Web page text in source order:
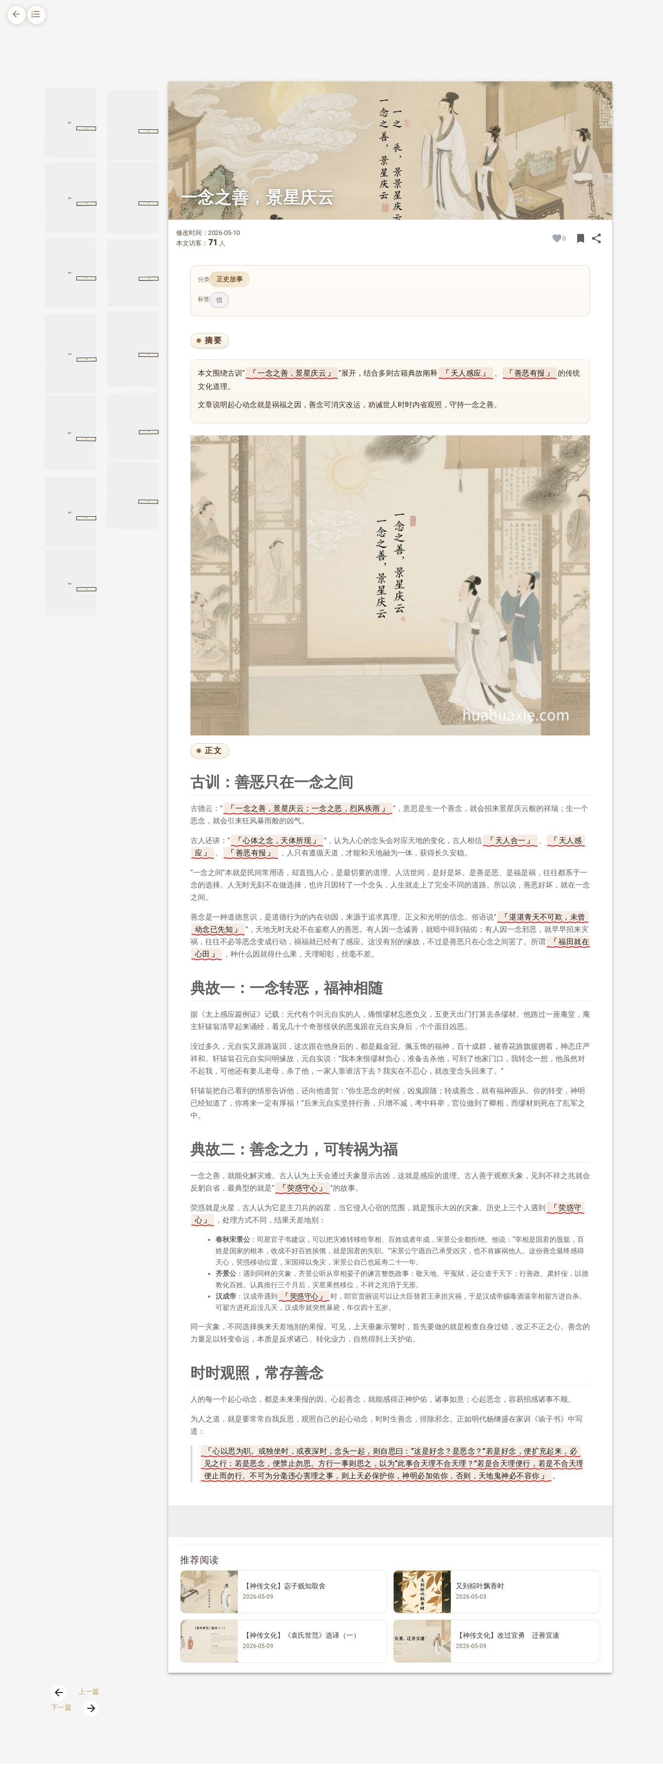
arrow_back format_list_numbered
典故一：一念转恶，福神相随
谕子书
·
·
冯玉兰
·
元自实
太上感应篇例证
·
元自实
内篇谏上
晏子春秋
·
内篇谏上
翟方进传
·
翟方进传
感应
·
制乐
吕氏春秋
·
疑问品
·
齐物论
·
同类相动
春秋繁露
·
同类相动
坤卦
·
天官书
·
一念之善，景星庆云
修改时间：2026-05-10
本文访客： 71 人
0 bookmarkBOOKMARK
shareSHARE
分类 正史故事
标签 信
摘要
本文围绕古训“ 一念之善，景星庆云 ”展开，结合多则古籍典故阐释 天人感应 、 善恶有报
的传统
文化道理。
文章说明起心动念就是祸福之因，善念可消灾改运，劝诫世人时时内省观照，守持一念之善。
正文
古训：善恶只在一念之间
古德云：“ 一念之善，景星庆云；一念之恶，烈风疾雨
”，意思是生一个善念，就会招来景星庆云般的祥瑞；生一个
恶念，就会引来狂风暴雨般的凶气。
古人还讲：“ 心体之念，天体所现 ”，认为人心的念头会对应天地的变化，古人相信 天人合一
天人感
应
善恶有报 ，人只有遵循天道，才能和天地融为一体，获得长久安稳。
“一念之间”本就是民间常用语，却直指人心，是最切要的道理。人活世间，是好是坏、是善是恶、是福是祸，往往都系于一
念的选择。人无时无刻不在做选择，也许只因转了一个念头，人生就走上了完全不同的道路。所以说，善恶好坏，就在一念
之间。
善念是一种道德意识，是道德行为的内在动因，来源于追求真理、正义和光明的信念。俗语说“
湛湛青天不可欺，未曾
动念已先知
”，天地无时无处不在鉴察人的善恶。有人因一念诚善，就暗中得到福佑；有人因一念邪恶，就早早招来灾
祸，往往不必等恶念变成行动，祸福就已经有了感应。这没有别的缘故，不过是善恶只在心念之间罢了。所谓
福田就在
心田
，种什么因就得什么果，天理昭彰，丝毫不差。
典故一：一念转恶，福神相随
据《太上感应篇例证》记载：元代有个叫元自实的人，痛恨缪材忘恩负义，五更天出门打算去杀缪材。他路过一座庵堂，庵
主轩辕翁清早起来诵经，看见几十个奇形怪状的恶鬼跟在元自实身后，个个面目凶恶。
没过多久，元自实又原路返回，这次跟在他身后的，都是戴金冠、佩玉饰的福神，百十成群，被香花旌旗簇拥着，神态庄严
祥和。轩辕翁召元自实问明缘故，元自实说：“我本来恨缪材负心，准备去杀他，可到了他家门口，我转念一想，他虽然对
不起我，可他还有妻儿老母，杀了他，一家人靠谁活下去？我实在不忍心，就改变念头回来了。”
轩辕翁把自己看到的情形告诉他，还向他道贺：“你生恶念的时候，凶鬼跟随；转成善念，就有福神跟从。你的转变，神明
已经知道了，你将来一定有厚福！”后来元自实坚持行善，只增不减，考中科举，官位做到了卿相，而缪材则死在了乱军之
中。
典故二：善念之力，可转祸为福
一念之善，就能化解灾难。古人认为上天会通过天象显示吉凶，这就是感应的道理。古人善于观察天象，见到不祥之兆就会
反躬自省，最典型的就是“
荧惑守心 ”的故事。
荧惑就是火星，古人认为它是主刀兵的凶星，当它侵入心宿的范围，就是预示大凶的灾象。历史上三个人遇到
荧惑守
心
，处理方式不同，结果天差地别：
春秋宋景公 ：司星官子韦建议，可以把灾难转移给宰相、百姓或者年成，宋景公全都拒绝。他说：“宰相是国君的股肱，百
姓是国家的根本，收成不好百姓挨饿，就是国君的失职。”宋景公宁愿自己承受凶灾，也不肯嫁祸他人。这份善念最终感得
天心，荧惑移动位置，宋国得以免灾，宋景公自己也延寿二十一年。
齐景公 ：遇到同样的灾象，齐景公听从宰相晏子的谏言整饬政事：敬天地、平冤狱，还公道于天下；行善政、肃奸佞，以德
教化百姓。认真推行三个月后，灾星果然移位，不祥之兆消于无形。
汉成帝 ：汉成帝遇到 荧惑守心
时，郎官贲丽说可以让大臣替君王承担灾祸，于是汉成帝赐毒酒逼宰相翟方进自杀。
可翟方进死后没几天，汉成帝就突然暴毙，年仅四十五岁。
同一灾象，不同选择换来天差地别的果报。可见，上天垂象示警时，首先要做的就是检查自身过错，改正不正之心。善念的
力量足以转变命运，本质是反求诸己、转化业力，自然得到上天护佑。
时时观照，常存善念
人的每一个起心动念，都是未来果报的因。心起善念，就能感得正神护佑，诸事如意；心起恶念，容易招感诸事不顺。
为人之道，就是要常常自我反思，观照自己的起心动念，时时生善念，排除邪念。正如明代杨继盛在家训《谕子书》中写
道：
心以思为职。或独坐时，或夜深时，念头一起，则自思曰：“这是好念？是恶念？”若是好念，便扩充起来，必
见之行；若是恶念，便禁止勿思。方行一事则思之，以为“此事合天理不合天理？”若是合天理便行，若是不合天理
便止而勿行。不可为分毫违心害理之事，则上天必保护你，神明必加佑你，否则，天地鬼神必不容你
。
推荐阅读
【神传文化】宓子贱知取舍
2026-05-09
又到棕叶飘香时
2026-05-03
【神传文化】《袁氏世范》选译（一）
2026-05-09
【神传文化】改过宜勇 迁善宜速
2026-05-09
arrow_back
上一篇
下一篇
arrow_forward